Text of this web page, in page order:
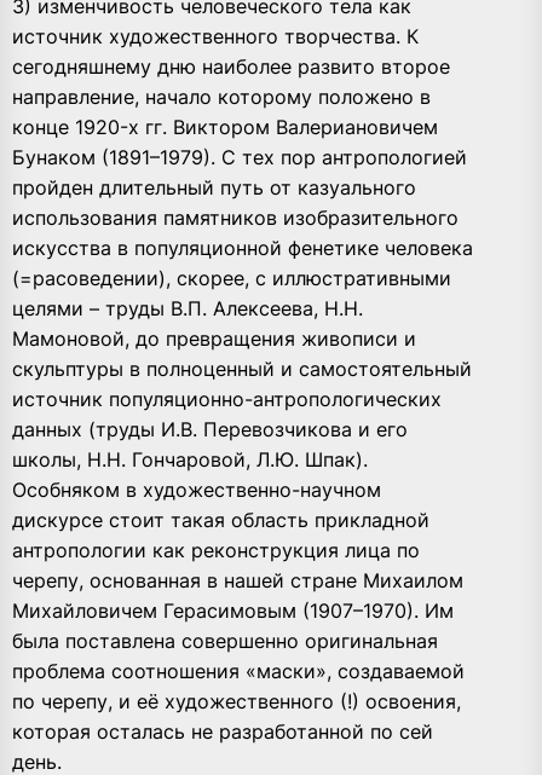
3) изменчивость человеческого тела как
источник художественного творчества. К
сегодняшнему дню наиболее развито второе
направление, начало которому положено в
конце 1920-х гг. Виктором Валериановичем
Бунаком (1891–1979). С тех пор антропологией
пройден длительный путь от казуального
использования памятников изобразительного
искусства в популяционной фенетике человека
(=расоведении), скорее, с иллюстративными
целями – труды В.П. Алексеева, Н.Н.
Мамоновой, до превращения живописи и
скульптуры в полноценный и самостоятельный
источник популяционно-антропологических
данных (труды И.В. Перевозчикова и его
школы, Н.Н. Гончаровой, Л.Ю. Шпак).
Особняком в художественно-научном
дискурсе стоит такая область прикладной
антропологии как реконструкция лица по
черепу, основанная в нашей стране Михаилом
Михайловичем Герасимовым (1907–1970). Им
была поставлена совершенно оригинальная
проблема соотношения «маски», создаваемой
по черепу, и её художественного (!) освоения,
которая осталась не разработанной по сей
день.